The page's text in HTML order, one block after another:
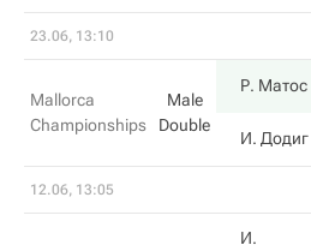
23.06, 13:10
Mallorca
Championships
Male
Double
Р. Матос
И. Додиг
12.06, 13:05
И.